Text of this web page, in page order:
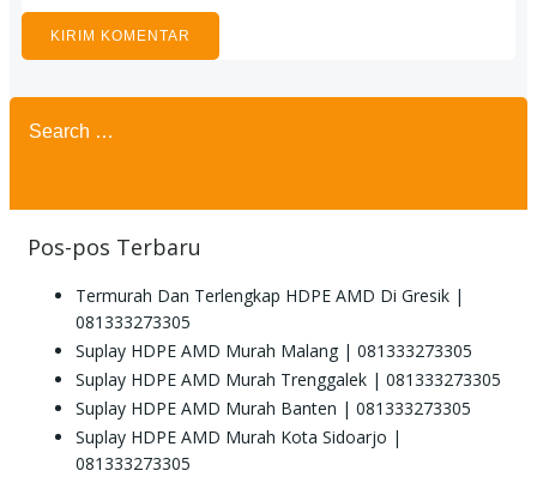
Search
for:
Pos-pos Terbaru
Termurah Dan Terlengkap HDPE AMD Di Gresik |
081333273305
Suplay HDPE AMD Murah Malang | 081333273305
Suplay HDPE AMD Murah Trenggalek | 081333273305
Suplay HDPE AMD Murah Banten | 081333273305
Suplay HDPE AMD Murah Kota Sidoarjo |
081333273305